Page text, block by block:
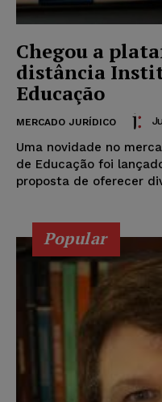
Chegou a
distância
Educação
MERCADO JURÍDICO
Uma novidade no
de Educação foi
proposta de oferecer
Popular